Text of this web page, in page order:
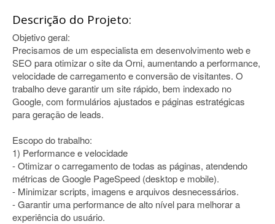
Descrição do Projeto:
Objetivo geral:
Precisamos de um especialista em desenvolvimento web e
SEO para otimizar o site da Orni, aumentando a performance,
velocidade de carregamento e conversão de visitantes. O
trabalho deve garantir um site rápido, bem indexado no
Google, com formulários ajustados e páginas estratégicas
para geração de leads.
Escopo do trabalho:
1) Performance e velocidade
- Otimizar o carregamento de todas as páginas, atendendo
métricas de Google PageSpeed (desktop e mobile).
- Minimizar scripts, imagens e arquivos desnecessários.
- Garantir uma performance de alto nível para melhorar a
experiência do usuário.